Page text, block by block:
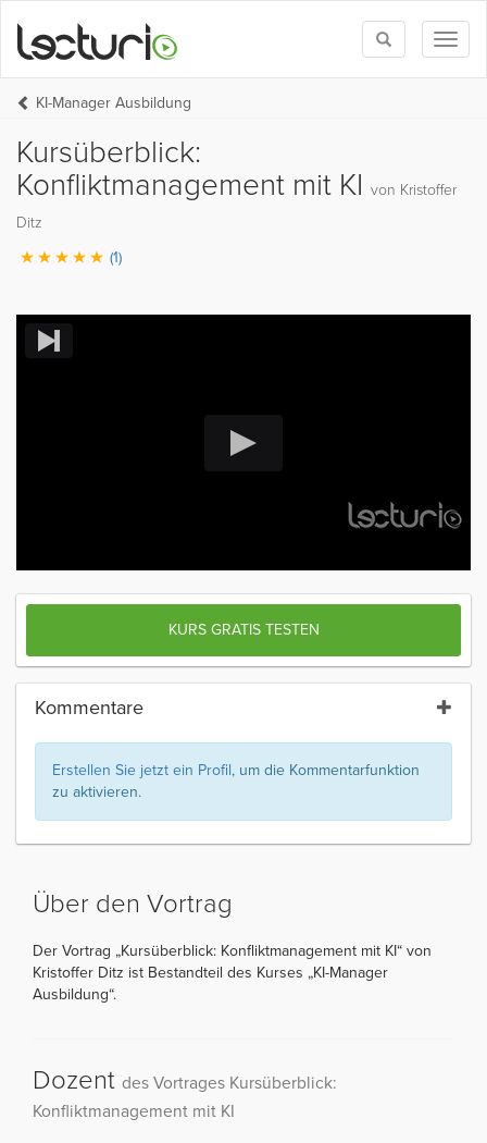
Toggle
search
KI-Manager Ausbildung
Kursüberblick:
Konfliktmanagement mit KI von Kristoffer
Ditz
(1)
KURS GRATIS TESTEN
Kommentare
Erstellen Sie jetzt ein Profil, um die Kommentarfunktion
zu aktivieren.
Über den Vortrag
Der Vortrag „Kursüberblick: Konfliktmanagement mit KI“ von
Kristoffer Ditz ist Bestandteil des Kurses „KI-Manager
Ausbildung“.
Dozent des Vortrages Kursüberblick:
Konfliktmanagement mit KI